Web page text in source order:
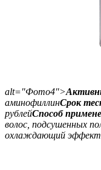
alt="Фото4">
аминофиллинСрок
рублейСпособ
волос, подсушенных
охлаждающий эффект